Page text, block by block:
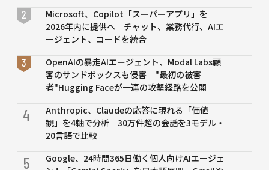
Microsoft、Copilot「スーパーアプリ」を
2026年内に提供へ チャット、業務代行、AIエ
ージェント、コードを統合
OpenAIの暴走AIエージェント、Modal Labs顧
客のサンドボックスも侵害 "最初の被害
者"Hugging Faceが一連の攻撃経路を公開
4
Anthropic、Claudeの応答に現れる「価値
観」を4軸で分析 30万件超の会話を3モデル・
20言語で比較
5
Google、24時間365日働く個人向けAIエージェ